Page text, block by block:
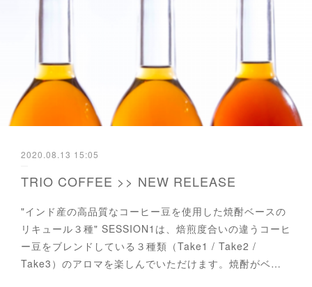
2020.08.13 15:05
TRIO COFFEE >> NEW RELEASE
"インド産の高品質なコーヒー豆を使用した焼酎ベースの
リキュール３種" SESSION1は、焙煎度合いの違うコーヒ
ー豆をブレンドしている３種類（Take1 / Take2 /
Take3）のアロマを楽しんでいただけます。焼酎がベ…